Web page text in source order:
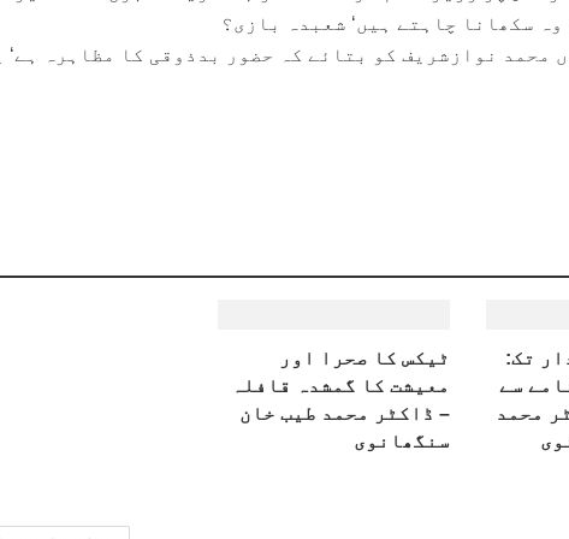
سکھانا چاہتے ہیں‘ شعبدہ بازی؟
محمد نوازشریف کو بتائے کہ حضور بدذوقی کا مظاہرہ ہے‘
تک:
سے
محمد
ٹیکس کا صحرا اور
معیشت کا گمشدہ قافلہ
– ڈاکٹر محمد طیب خان
سنگھانوی